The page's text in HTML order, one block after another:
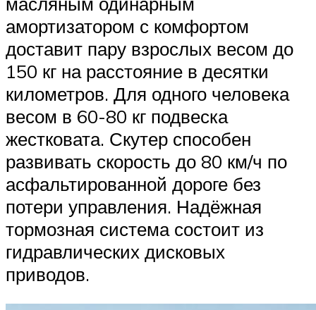
амортизатором с комфортом
доставит пару взрослых весом до
150 кг на расстояние в десятки
километров. Для одного человека
весом в 60-80 кг подвеска
жестковата. Скутер способен
развивать скорость до 80 км/ч по
асфальтированной дороге без
потери управления. Надёжная
тормозная система состоит из
гидравлических дисковых
приводов.